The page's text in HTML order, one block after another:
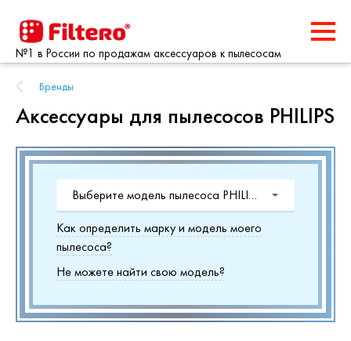
№1 в России по продажам аксессуаров к пылесосам
Бренды
Аксессуары для пылесосов PHILIPS
Выберите модель пылесоса PHILIPS
Как определить марку и модель моего
пылесоса?
Не можете найти свою модель?